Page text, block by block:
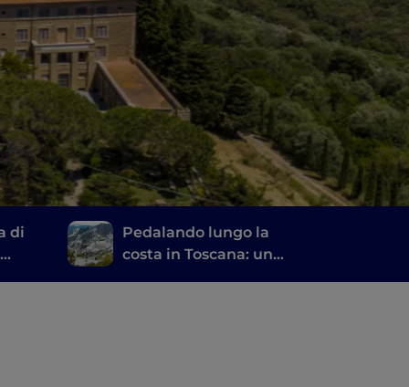
di
Pedalando lungo la
costa in Toscana: un